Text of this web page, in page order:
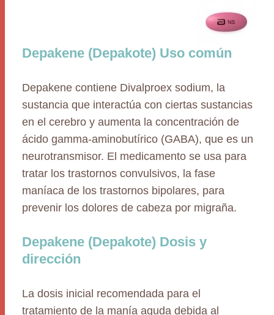
Depakene (Depakote) Uso común
Depakene contiene Divalproex sodium, la
sustancia que interactúa con ciertas sustancias
en el cerebro y aumenta la concentración de
ácido gamma-aminobutírico (GABA), que es un
neurotransmisor. El medicamento se usa para
tratar los trastornos convulsivos, la fase
maníaca de los trastornos bipolares, para
prevenir los dolores de cabeza por migraña.
Depakene (Depakote) Dosis y
dirección
La dosis inicial recomendada para el
tratamiento de la manía aguda debida al